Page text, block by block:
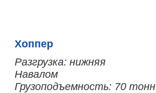
Хоппер
Разгрузка: нижняя
Навалом
Грузоподъемность: 70 тонн